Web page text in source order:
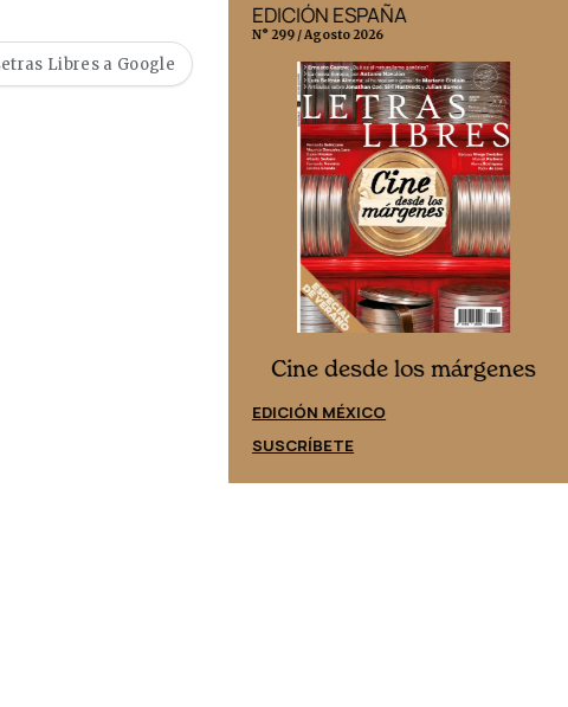
Libres a Google
EDICIÓN ESPAÑA
N° 299 / Agosto 2026
Cine desde los márgenes
EDICIÓN MÉXICO
SUSCRÍBETE